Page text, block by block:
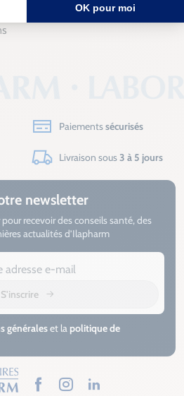
Paiementssécurisés
Livraison sous3 à 5 jours
newsletter
recevoir des conseils santé, des
actualités d’Ilapharm
S'inscrire
généraleset la politique de
FacebookInstagramLinkedIn